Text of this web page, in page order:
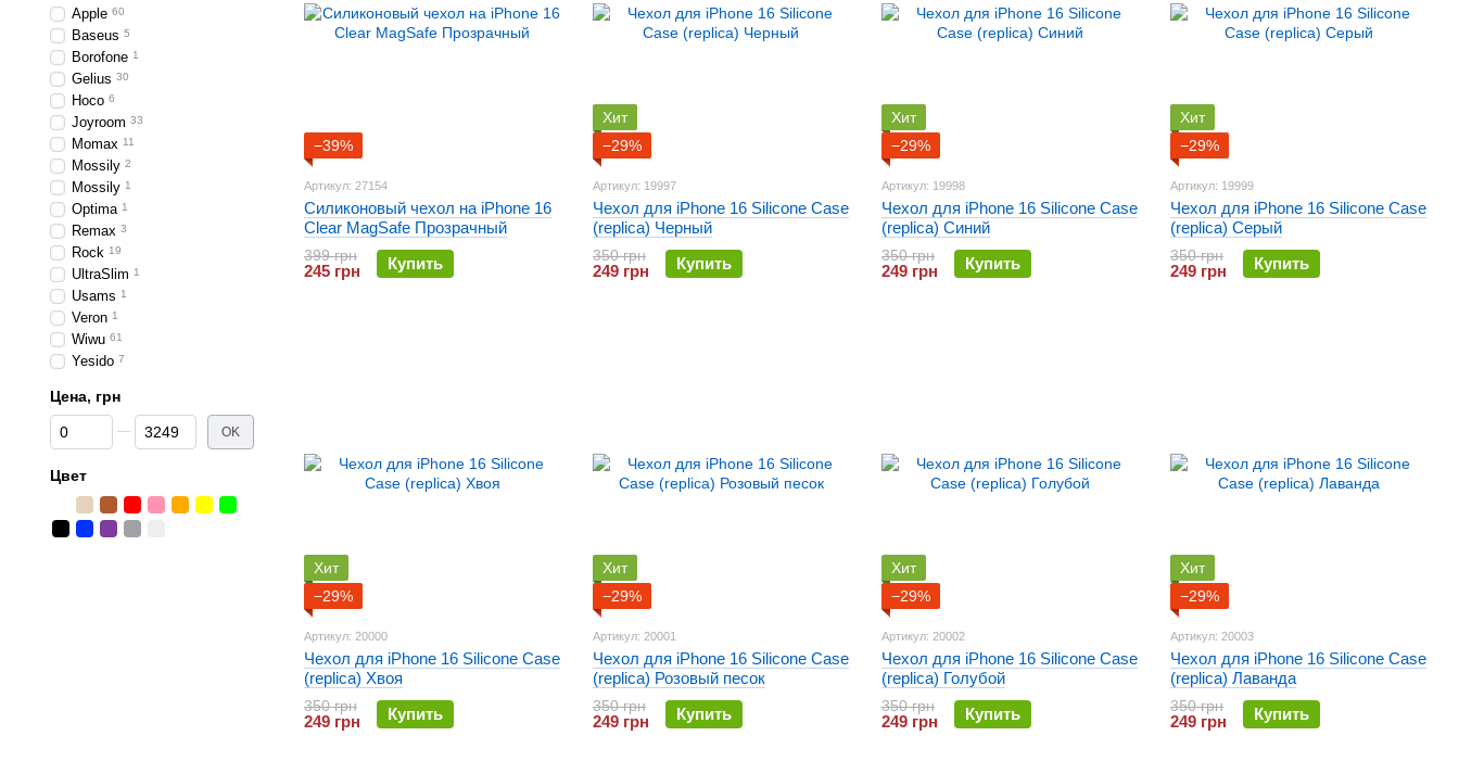
−39%
Артикул: 27154
Силиконовый чехол на iPhone 16
Clear MagSafe Прозрачный
399 грн
245 грн Купить
Хит
−29%
Артикул: 19997
Чехол для iPhone 16 Silicone Case
(replica) Черный
350 грн
249 грн Купить
Хит
−29%
Артикул: 19998
Чехол для iPhone 16 Silicone Case
(replica) Синий
350 грн
249 грн Купить
Хит
−29%
Артикул: 19999
Чехол для iPhone 16 Silicone Case
(replica) Серый
350 грн
249 грн Купить
Хит
−29%
Артикул: 20000
Чехол для iPhone 16 Silicone Case
(replica) Хвоя
350 грн
249 грн Купить
Хит
−29%
Артикул: 20001
Чехол для iPhone 16 Silicone Case
(replica) Розовый песок
350 грн
249 грн Купить
Хит
−29%
Артикул: 20002
Чехол для iPhone 16 Silicone Case
(replica) Голубой
350 грн
249 грн Купить
Хит
−29%
Артикул: 20003
Чехол для iPhone 16 Silicone Case
(replica) Лаванда
350 грн
249 грн Купить
Apple 60
Baseus 5
Borofone 1
Gelius 30
Hoco 6
Joyroom 33
Momax 11
Mossily 2
Mossily 1
Optima 1
Remax 3
Rock 19
UltraSlim 1
Usams 1
Veron 1
Wiwu 61
Yesido 7
Цена, грн
От Цена, грн
До Цена, грн OK
Цвет